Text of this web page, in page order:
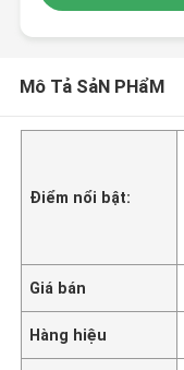
Mô Tả SảN PHẩM
Điểm nổi bật:
Giá bán
Hàng hiệu